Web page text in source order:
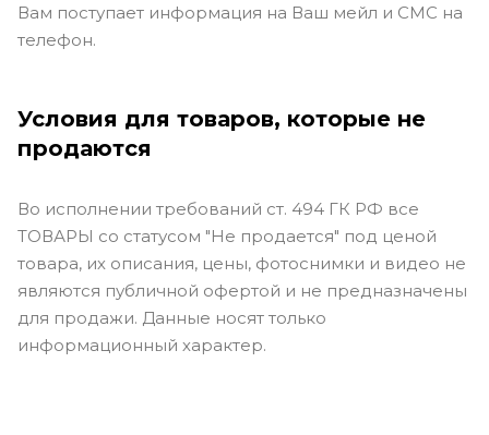
Вам поступает информация на Ваш мейл и СМС на
телефон.
Условия для товаров, которые не
продаются
Во исполнении требований ст. 494 ГК РФ все
ТОВАРЫ со статусом "Не продается" под ценой
товара, их описания, цены, фотоснимки и видео не
являются публичной офертой и не предназначены
для продажи. Данные носят только
информационный характер.